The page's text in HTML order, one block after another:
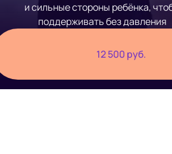
и сильные стороны ребёнка,
поддерживать без давления
12 500 руб.